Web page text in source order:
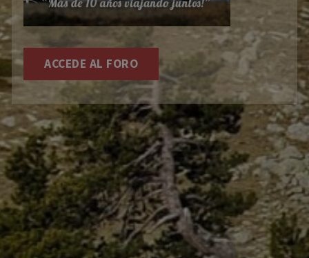
ACCEDE AL FORO